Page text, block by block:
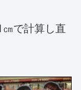
で計算し直